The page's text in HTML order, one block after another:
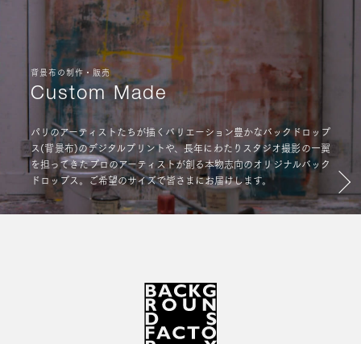
背景布の制作・販売
Custom Made
パリのアーティストたちが描くバリエーション豊かなバックドロップ
ス(背景布)のデジタルプリントや、長年にわたりスタジオ撮影の一翼
を担ってきたプロのアーティストが創る本物志向のオリジナルバック
ドロップス。ご希望のサイズで皆さまにお届けします。